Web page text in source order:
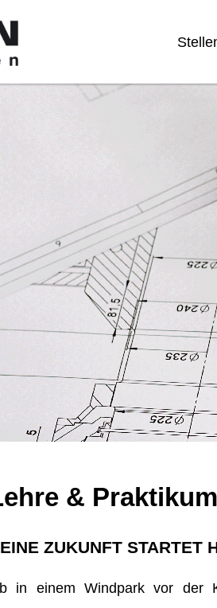
& Praktikum
ZUKUNFT STARTET
in einem Windpark vor der